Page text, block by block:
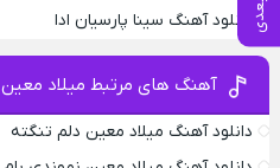
دانلود آهنگ سینا پارسیان ادا
آهنگ های مرتبط میلاد معین
دانلود آهنگ میلاد معین دلم تنگته